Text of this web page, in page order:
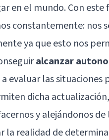
en el mundo. Con este
constantemente: nos
ya que esto nos
alcanzar
evaluar las
dicha
y alejándonos
la realidad de